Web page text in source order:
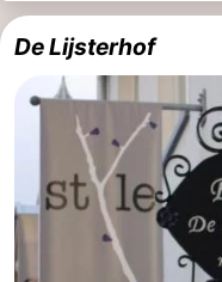
De Lijsterhof